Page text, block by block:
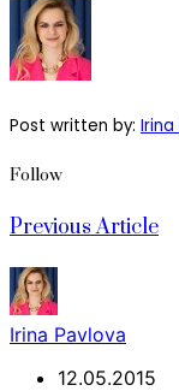
Post written by: Irina
Follow
Previous Article
Irina Pavlova
12.05.2015